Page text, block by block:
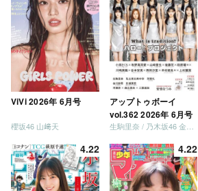
ViVi 2026年 6月号
櫻坂46 山﨑天
アップトゥボーイ
vol.362 2026年 6月号
4.22 4.22